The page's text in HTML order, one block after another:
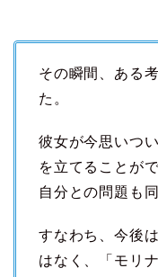
その瞬間、ある
た。
彼女が今思いつ
を立てることが
自分との問題も
すなわち、今後
はなく、「モリ